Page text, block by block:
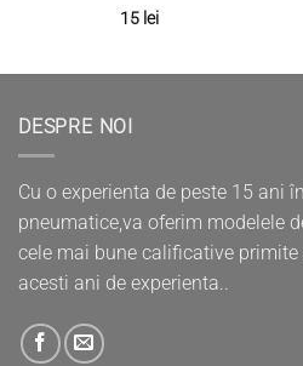
15 lei
DESPRE NOI
Cu o experienta de peste 15 ani
pneumatice,va oferim modelele
cele mai bune calificative
acesti ani de experienta..